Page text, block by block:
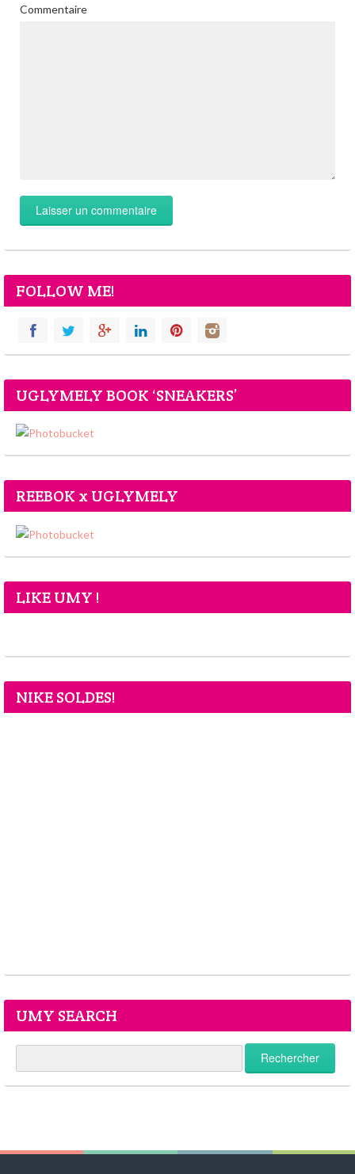
Commentaire
FOLLOW ME!
UGLYMELY BOOK ‘SNEAKERS’
REEBOK x UGLYMELY
LIKE UMY !
NIKE SOLDES!
UMY SEARCH